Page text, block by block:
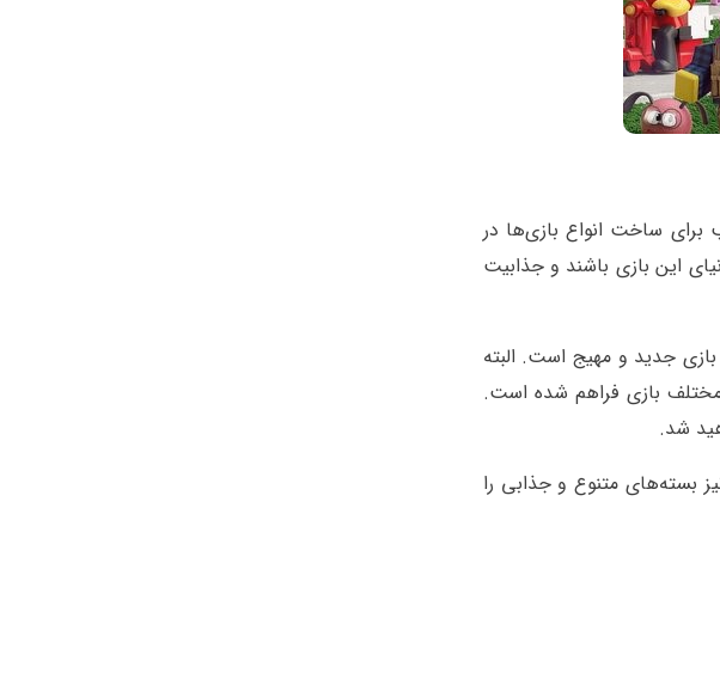
ساخت انواع بازی‌ها در
این بازی باشند و جذابیت
جدید و مهیج است. البته
بازی فراهم شده است.
شد.
بسته‌های متنوع و جذابی را